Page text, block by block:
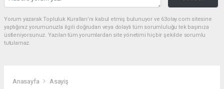
Yorum yazarak Topluluk Kuralları’nı kabul etmiş bulunuyor ve 63olay.com sitesine
yaptığınız yorumunuzla ilgili doğrudan veya dolaylı tüm sorumluluğu tek başınıza
üstleniyorsunuz. Yazılan tüm yorumlardan site yönetimi hiçbir şekilde sorumlu
tutulamaz.
Anasayfa Asayiş